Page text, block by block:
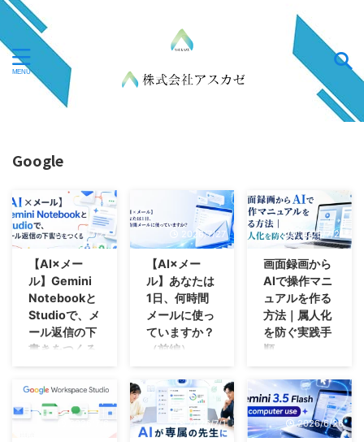
Google
2026/7/27
【AI×メー
ル】Gemini
Notebookと
Studioで、メ
ール返信の下
書きをつくる
前回、日本ビジ
ネスメール協会
が発表した「ビ
2026/7/27
【AI×メー
ル】あなたは
1日、何時間
メールに使っ
ていますか？
（前編）
が、質問です。
「あなたは昨
日、メールに何
時間使いました
2026/7/21
画面録画から
AIで操作マニ
ュアルを作る
方法｜属人化
を防ぐ実践手
順
作らなきゃ」と
思いながら、
日々の仕事に追
われて後回しに
2026/7/6 2026/7/1 2026/6/26